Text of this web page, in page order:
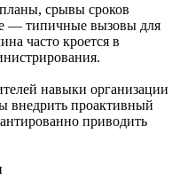
срывы сроков
— типичные вызовы для
часто кроется в
навыки организации
внедрить проактивный
приводить